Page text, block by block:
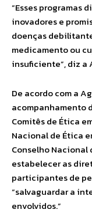
“Esses programas
inovadores e
doenças
medicamento ou
insuficiente”, diz a
De acordo com a
acompanhamento
Comitês de Ética
Nacional de Ética
Conselho Nacional
estabelecer as
participantes de
“salvaguardar a
envolvidos.”